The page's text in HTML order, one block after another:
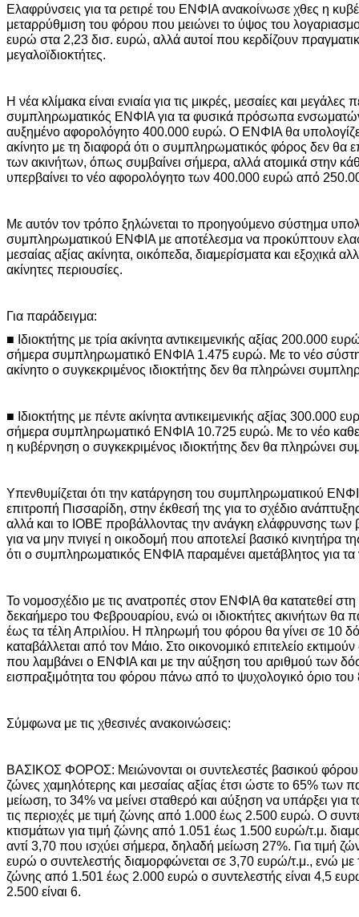
Ελαφρύνσεις για τα ρετιρέ του ΕΝΦΙΑ ανακοίνωσε χθες η
μεταρρύθμιση του φόρου που μειώνει το ύψος του
ευρώ στα 2,23 δισ. ευρώ, αλλά αυτοί που κερδίζουν
μεγαλοϊδιοκτήτες.
Η νέα κλίμακα είναι ενιαία για τις μικρές, μεσαίες και
συμπληρωματικός ΕΝΦΙΑ για τα φυσικά πρόσωπα
αυξημένο αφορολόγητο 400.000 ευρώ. Ο ΕΝΦΙΑ θα
ακίνητο με τη διαφορά ότι ο συμπληρωματικός φόρος δεν θα
των ακινήτων, όπως συμβαίνει σήμερα, αλλά ατομικά στην
υπερβαίνει το νέο αφορολόγητο των 400.000 ευρώ από
Με αυτόν τον τρόπο ξηλώνεται το προηγούμενο σύστημα
συμπληρωματικού ΕΝΦΙΑ με αποτέλεσμα να προκύπτουν
μεσαίας αξίας ακίνητα, οικόπεδα, διαμερίσματα και εξοχικά
ακίνητες περιουσίες.
Για παράδειγμα:
■ Ιδιοκτήτης με τρία ακίνητα αντικειμενικής αξίας 200.000
σήμερα συμπληρωματικό ΕΝΦΙΑ 1.475 ευρώ. Με το νέο
ακίνητο ο συγκεκριμένος ιδιοκτήτης δεν θα πληρώνει
■ Ιδιοκτήτης με πέντε ακίνητα αντικειμενικής αξίας 300.000
σήμερα συμπληρωματικό ΕΝΦΙΑ 10.725 ευρώ. Με το νέο
η κυβέρνηση ο συγκεκριμένος ιδιοκτήτης δεν θα πληρώνει
Υπενθυμίζεται ότι την κατάργηση του συμπληρωματικού
επιτροπή Πισσαρίδη, στην έκθεσή της για το σχέδιο
αλλά και το ΙΟΒΕ προβάλλοντας την ανάγκη ελάφρυνσης των
για να μην πνιγεί η οικοδομή που αποτελεί βασικό κινητήρα
ότι ο συμπληρωματικός ΕΝΦΙΑ παραμένει αμετάβλητος για
Το νομοσχέδιο με τις ανατροπές στον ΕΝΦΙΑ θα κατατεθεί
δεκαήμερο του Φεβρουαρίου, ενώ οι ιδιοκτήτες ακινήτων θα
έως τα τέλη Απριλίου. Η πληρωμή του φόρου θα γίνει σε 10
καταβάλλεται από τον Μάιο. Στο οικονομικό επιτελείο εκτιμούν
που λαμβάνει ο ΕΝΦΙΑ και με την αύξηση του αριθμού των
εισπραξιμότητα του φόρου πάνω από το ψυχολογικό όριο του
Σύμφωνα με τις χθεσινές ανακοινώσεις:
ΒΑΣΙΚΟΣ ΦΟΡΟΣ: Μειώνονται οι συντελεστές βασικού φόρου
ζώνες χαμηλότερης και μεσαίας αξίας έτσι ώστε το 65% των
μείωση, το 34% να μείνει σταθερό και αύξηση να υπάρξει για
τις περιοχές με τιμή ζώνης από 1.000 έως 2.500 ευρώ. Ο
κτισμάτων για τιμή ζώνης από 1.051 έως 1.500 ευρώ/τ.μ.
αντί 3,70 που ισχύει σήμερα, δηλαδή μείωση 27%. Για τιμή
ευρώ ο συντελεστής διαμορφώνεται σε 3,70 ευρώ/τ.μ., ενώ με
ζώνης από 1.501 έως 2.000 ευρώ ο συντελεστής είναι 4,5
2.500 είναι 6.